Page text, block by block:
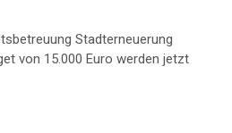
Stadterneuerung
von 15.000 Euro werden jetzt